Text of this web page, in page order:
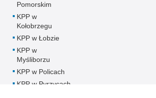
Pomorskim
KPP w
Kołobrzegu
KPP w Łobzie
KPP w
Myśliborzu
KPP w Policach
KPP w Pyrzycach